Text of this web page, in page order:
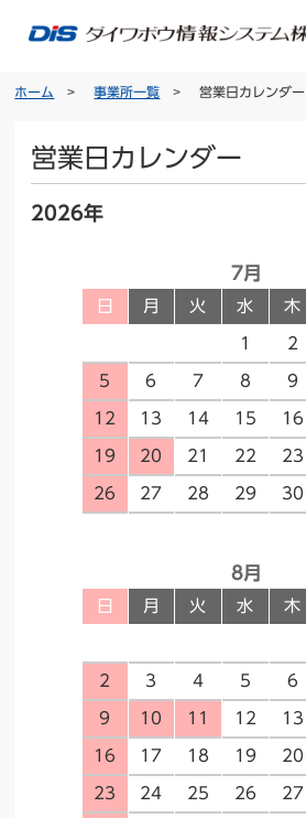
ホーム 事業所一覧 営業日カレンダー
営業日カレンダー
2026年
7月
日 月 火 水 木
1 2
5 6 7 8 9
12 13 14 15 16
19 20 21 22 23
26 27 28 29 30
8月
日 月 火 水 木
2 3 4 5 6
9 10 11 12 13
16 17 18 19 20
23 24 25 26 27